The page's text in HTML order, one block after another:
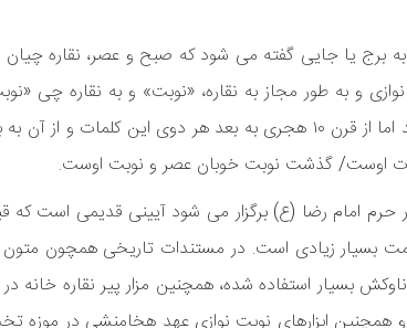
برج یا جایی گفته می شود که صبح و عصر، نقاره چیان
و به طور مجاز به نقاره، «نوبت» و به نقاره چی
نوبت نوازی بکار گرفته می شد اما از قرن ۱۰ هجری به بعد
اوست/ گذشت نوبت خوبان عصر و نوبت اوست.
حرم امام رضا (ع) برگزار می شود آیینی قدیمی است که
بسیار زیادی است. در مستندات تاریخی همچون متون
ناوکش بسیار استفاده شده، همچنین مزار پیر نقاره خانه
و همچنین ابزارهای نوبت نوازی عهد هخامنشی در